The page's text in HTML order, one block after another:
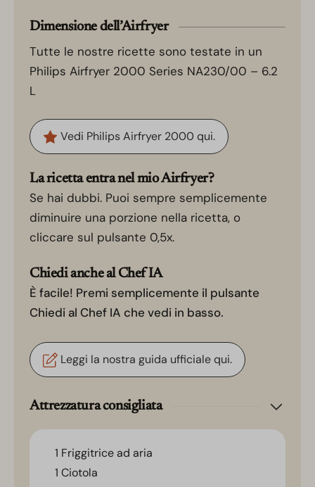
Dimensione dell’Airfryer
Tutte le nostre ricette sono testate in un
Philips Airfryer 2000 Series NA230/00 – 6.2
L
Vedi Philips Airfryer 2000 qui.
La ricetta entra nel mio Airfryer?
Se hai dubbi. Puoi sempre semplicemente
diminuire una porzione nella ricetta, o
cliccare sul pulsante 0,5x.
Chiedi anche al Chef IA
È facile! Premi semplicemente il pulsante
Chiedi al Chef IA che vedi in basso.
Leggi la nostra guida ufficiale qui.
Attrezzatura consigliata
1 Friggitrice ad aria
1 Ciotola